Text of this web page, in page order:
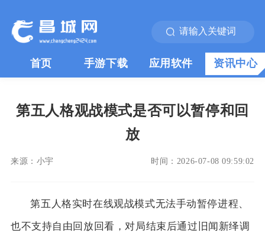
首页 手游下载 应用软件 资讯中心
第五人格观战模式是否可以暂停和回
放
来源： 小宇 时间： 2026-07-08 09:59:02
第五人格实时在线观战模式无法手动暂停进程、
也不支持自由回放回看，对局结束后通过旧闻新绎调